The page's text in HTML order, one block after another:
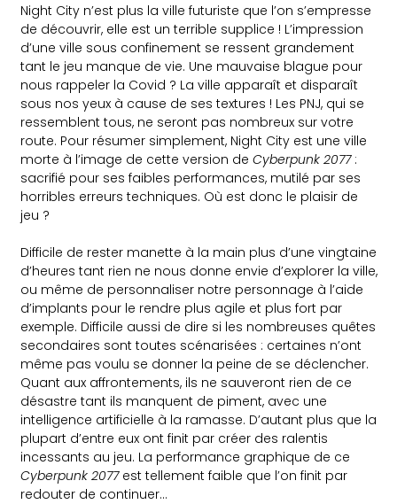
Night City n’est plus la ville futuriste que l’on s’empresse
de découvrir, elle est un terrible supplice ! L’impression
d’une ville sous confinement se ressent grandement
tant le jeu manque de vie. Une mauvaise blague pour
nous rappeler la Covid ? La ville apparaît et disparaît
sous nos yeux à cause de ses textures ! Les PNJ, qui se
ressemblent tous, ne seront pas nombreux sur votre
route. Pour résumer simplement, Night City est une ville
morte à l’image de cette version deCyberpunk 2077:
sacrifié pour ses faibles performances, mutilé par ses
horribles erreurs techniques. Où est donc le plaisir de
jeu ?
Difficile de rester manette à la main plus d’une vingtaine
d’heures tant rien ne nous donne envie d’explorer la ville,
ou même de personnaliser notre personnage à l’aide
d’implants pour le rendre plus agile et plus fort par
exemple. Difficile aussi de dire si les nombreuses quêtes
secondaires sont toutes scénarisées : certaines n’ont
même pas voulu se donner la peine de se déclencher.
Quant aux affrontements, ils ne sauveront rien de ce
désastre tant ils manquent de piment, avec une
intelligence artificielle à la ramasse. D’autant plus que la
plupart d’entre eux ont finit par créer des ralentis
incessants au jeu. La performance graphique de ce
Cyberpunk 2077est tellement faible que l’on finit par
redouter de continuer…